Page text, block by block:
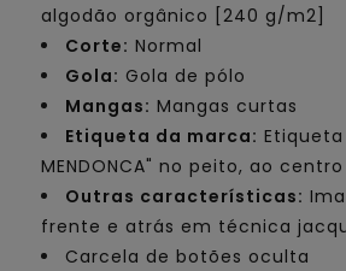
algodão orgânico [240 g/m2]
Corte: Normal
Gola: Gola de pólo
Mangas: Mangas curtas
Etiqueta da marca: Etiqueta
MENDONCA" no peito, ao centro
Outras características:
frente e atrás em técnica
Carcela de botões oculta